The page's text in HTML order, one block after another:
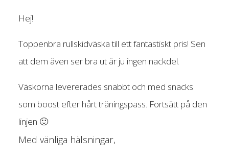
Hej!
Toppenbra rullskidväska till ett fantastiskt pris! Sen
att dem även ser bra ut är ju ingen nackdel.
Väskorna levererades snabbt och med snacks
som boost efter hårt träningspass. Fortsätt på den
linjen 🙂
Med vänliga hälsningar,